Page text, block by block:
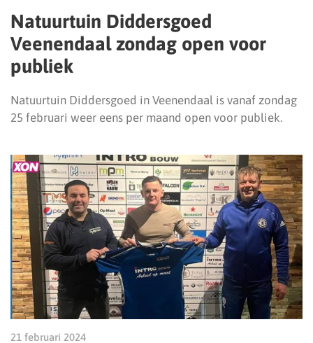
Natuurtuin Diddersgoed
Veenendaal zondag open voor
publiek
Natuurtuin Diddersgoed in Veenendaal is vanaf zondag
25 februari weer eens per maand open voor publiek.
21 februari 2024